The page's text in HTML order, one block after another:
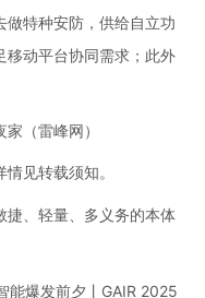
做特种安防，供给自立功
动平台协同需求；此外
（雷峰网）
见转载须知。
捷、轻量、多义务的本体